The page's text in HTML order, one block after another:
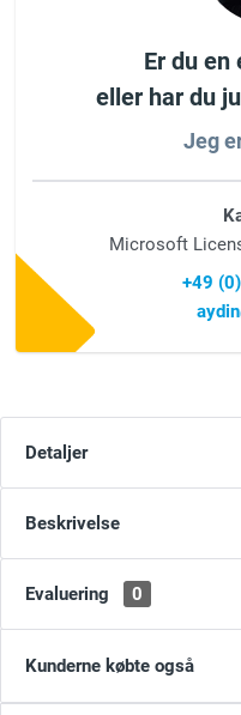
Er du en
eller har du
Jeg
Microsoft
+49
Detaljer
Beskrivelse
Evaluering 0
Kunderne købte også